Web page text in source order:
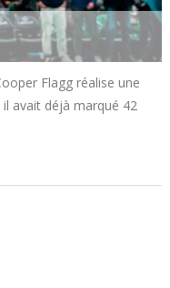
Flagg réalise une
avait déjà marqué 42